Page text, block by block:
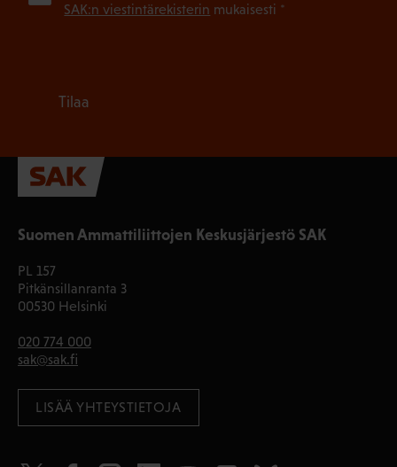
Suomen Ammattiliittojen Keskusjärjestö SAK
PL 157
Pitkänsillanranta 3
00530 Helsinki
020 774 000
sak@sak.fi
LISÄÄ YHTEYSTIETOJA
SAK:n viestintärekisterin mukaisesti *
Tilaa